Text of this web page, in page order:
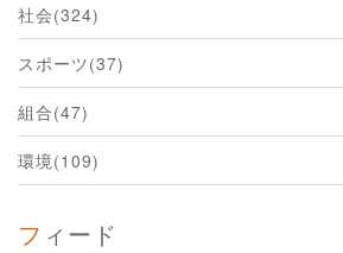
社会(324)
スポーツ(37)
組合(47)
環境(109)
フィード